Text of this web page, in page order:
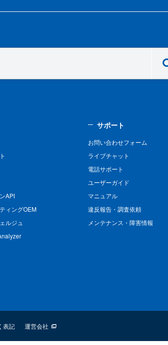
API
ィングOEM
ルジュ
サポート
お問い合わせフォーム
ライブチャット
電話サポート
ユーザーガイド
マニュアル
違反報告・調査依頼
メンテナンス・障害情報
表記 運営会社